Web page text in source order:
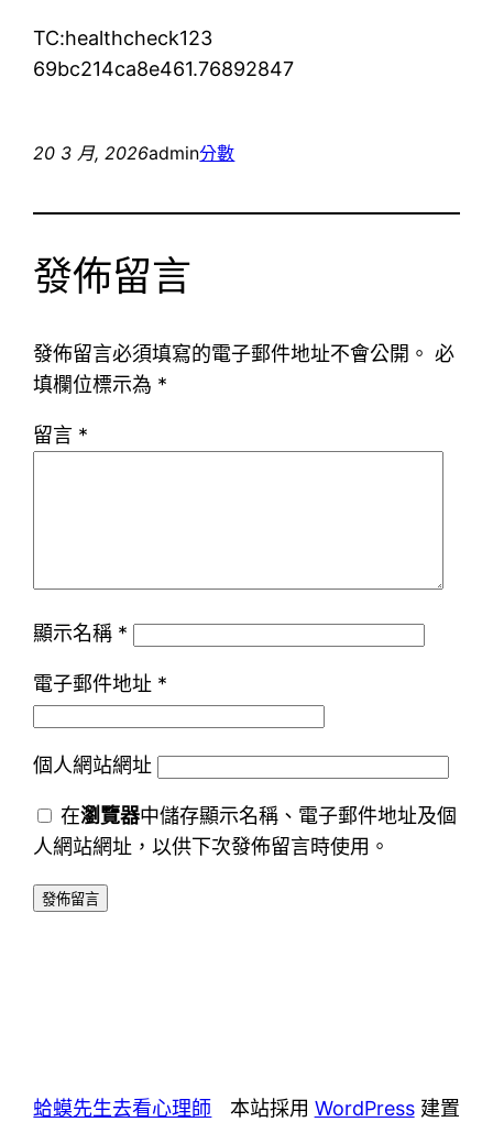
TC:healthcheck123
69bc214ca8e461.76892847
20 3 月, 2026admin分數
發佈留言
發佈留言必須填寫的電子郵件地址不會公開。 必
填欄位標示為 *
留言 *
顯示名稱 *
電子郵件地址 *
個人網站網址
在瀏覽器中儲存顯示名稱、電子郵件地址及個
人網站網址，以供下次發佈留言時使用。
蛤蟆先生去看心理師 本站採用 WordPress建置